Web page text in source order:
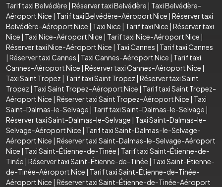
Tarif taxi Belvédère | Réserver taxi Belvédère | Taxi Belvédère-
Aéroport Nice | Tarif taxi Belvédère-Aéroport Nice | Réserver taxi
Belvédère-Aéroport Nice | Taxi Nice | Tarif taxi Nice | Réserver taxi
Nice | Taxi Nice-Aéroport Nice | Tarif taxi Nice-Aéroport Nice |
Réserver taxi Nice-Aéroport Nice | Taxi Cannes | Tarif taxi Cannes
| Réserver taxi Cannes | Taxi Cannes-Aéroport Nice | Tarif taxi
Cannes-Aéroport Nice | Réserver taxi Cannes-Aéroport Nice |
Taxi Saint Tropez | Tarif taxi Saint Tropez | Réserver taxi Saint
Tropez | Taxi Saint Tropez-Aéroport Nice | Tarif taxi Saint Tropez-
Aéroport Nice | Réserver taxi Saint Tropez-Aéroport Nice | Taxi
Saint-Dalmas-le-Selvage | Tarif taxi Saint-Dalmas-le-Selvage |
Réserver taxi Saint-Dalmas-le-Selvage | Taxi Saint-Dalmas-le-
Selvage-Aéroport Nice | Tarif taxi Saint-Dalmas-le-Selvage-
Aéroport Nice | Réserver taxi Saint-Dalmas-le-Selvage-Aéroport
Nice | Taxi Saint-Étienne-de-Tinée | Tarif taxi Saint-Étienne-de-
Tinée | Réserver taxi Saint-Étienne-de-Tinée | Taxi Saint-Étienne-
de-Tinée-Aéroport Nice | Tarif taxi Saint-Étienne-de-Tinée-
Aéroport Nice | Réserver taxi Saint-Étienne-de-Tinée-Aéroport